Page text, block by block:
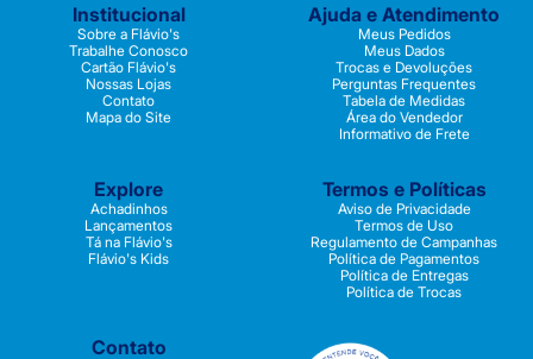
Institucional
Sobre a Flávio's
Trabalhe Conosco
Cartão Flávio's
Nossas Lojas
Contato
Mapa do Site
Ajuda e Atendimento
Meus Pedidos
Meus Dados
Trocas e Devoluções
Perguntas Frequentes
Tabela de Medidas
Área do Vendedor
Informativo de Frete
Explore
Achadinhos
Lançamentos
Tá na Flávio's
Flávio's Kids
Termos e Políticas
Aviso de Privacidade
Termos de Uso
Regulamento de Campanhas
Política de Pagamentos
Política de Entregas
Política de Trocas
Contato